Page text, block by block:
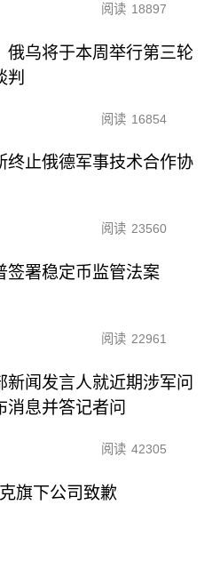
阅读 18897
俄乌将于本周举行第三轮
判
阅读 16854
终止俄德军事技术合作协
阅读 23560
签署稳定币监管法案
阅读 22961
新闻发言人就近期涉军问
消息并答记者问
阅读 42305
旗下公司致歉